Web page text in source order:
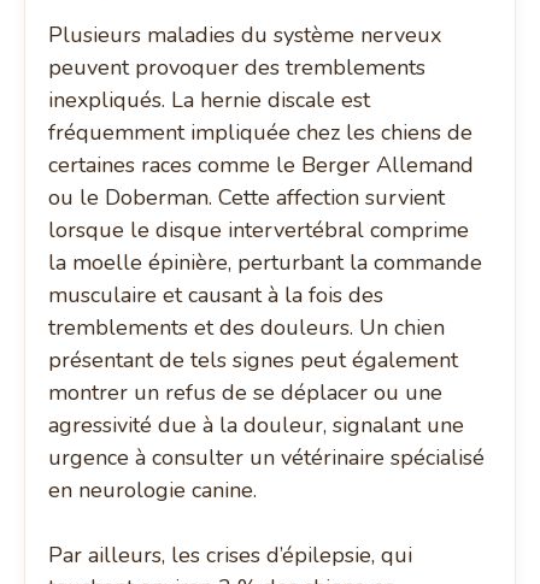
Plusieurs maladies du système nerveux
peuvent provoquer des tremblements
inexpliqués. La hernie discale est
fréquemment impliquée chez les chiens de
certaines races comme le Berger Allemand
ou le Doberman. Cette affection survient
lorsque le disque intervertébral comprime
la moelle épinière, perturbant la commande
musculaire et causant à la fois des
tremblements et des douleurs. Un chien
présentant de tels signes peut également
montrer un refus de se déplacer ou une
agressivité due à la douleur, signalant une
urgence à consulter un vétérinaire spécialisé
en neurologie canine.
Par ailleurs, les crises d’épilepsie, qui